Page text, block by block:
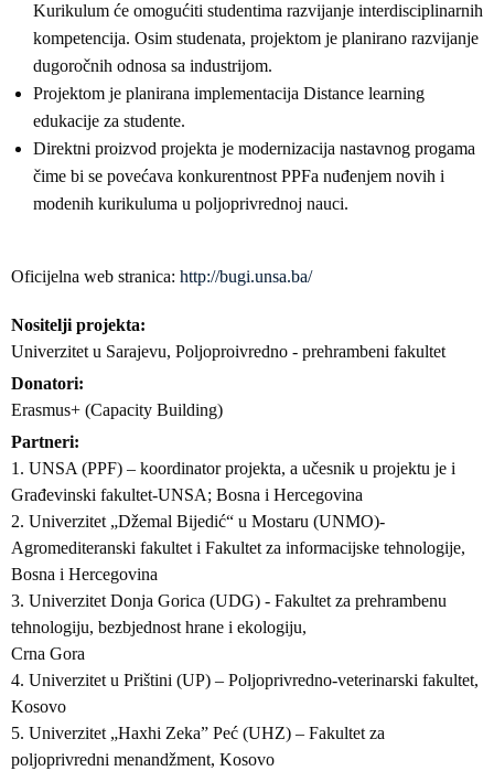
Kurikulum će omogućiti studentima razvijanje interdisciplinarnih
kompetencija. Osim studenata, projektom je planirano razvijanje
dugoročnih odnosa sa industrijom.
Projektom je planirana implementacija Distance learning
edukacije za studente.
Direktni proizvod projekta je modernizacija nastavnog progama
čime bi se povećava konkurentnost PPFa nuđenjem novih i
modenih kurikuluma u poljoprivrednoj nauci.
Oficijelna web stranica: http://bugi.unsa.ba/
Nositelji projekta
Univerzitet u Sarajevu, Poljoproivredno - prehrambeni fakultet
Donatori
Erasmus+ (Capacity Building)
Partneri
1. UNSA (PPF) – koordinator projekta, a učesnik u projektu je i
Građevinski fakultet-UNSA; Bosna i Hercegovina
2. Univerzitet „Džemal Bijedić“ u Mostaru (UNMO)-
Agromediteranski fakultet i Fakultet za informacijske tehnologije,
Bosna i Hercegovina
3. Univerzitet Donja Gorica (UDG) - Fakultet za prehrambenu
tehnologiju, bezbjednost hrane i ekologiju,
Crna Gora
4. Univerzitet u Prištini (UP) – Poljoprivredno-veterinarski fakultet,
Kosovo
5. Univerzitet „Haxhi Zeka” Peć (UHZ) – Fakultet za
poljoprivredni menandžment, Kosovo